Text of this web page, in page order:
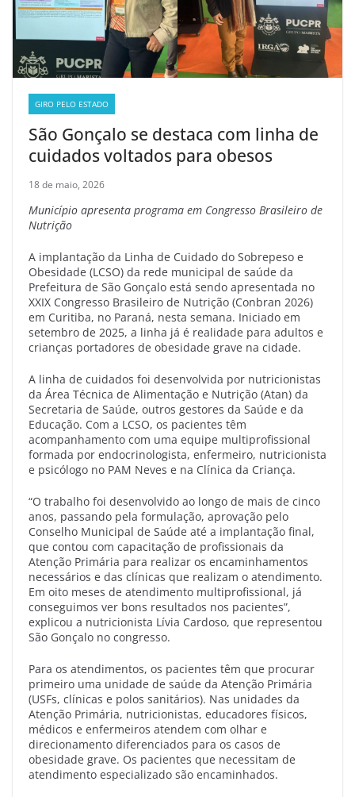
GIRO PELO ESTADO
São Gonçalo se destaca com linha de
cuidados voltados para obesos
18 de maio, 2026
Município apresenta programa em Congresso Brasileiro de
Nutrição
A implantação da Linha de Cuidado do Sobrepeso e
Obesidade (LCSO) da rede municipal de saúde da
Prefeitura de São Gonçalo está sendo apresentada no
XXIX Congresso Brasileiro de Nutrição (Conbran 2026)
em Curitiba, no Paraná, nesta semana. Iniciado em
setembro de 2025, a linha já é realidade para adultos e
crianças portadores de obesidade grave na cidade.
A linha de cuidados foi desenvolvida por nutricionistas
da Área Técnica de Alimentação e Nutrição (Atan) da
Secretaria de Saúde, outros gestores da Saúde e da
Educação. Com a LCSO, os pacientes têm
acompanhamento com uma equipe multiprofissional
formada por endocrinologista, enfermeiro, nutricionista
e psicólogo no PAM Neves e na Clínica da Criança.
“O trabalho foi desenvolvido ao longo de mais de cinco
anos, passando pela formulação, aprovação pelo
Conselho Municipal de Saúde até a implantação final,
que contou com capacitação de profissionais da
Atenção Primária para realizar os encaminhamentos
necessários e das clínicas que realizam o atendimento.
Em oito meses de atendimento multiprofissional, já
conseguimos ver bons resultados nos pacientes”,
explicou a nutricionista Lívia Cardoso, que representou
São Gonçalo no congresso.
Para os atendimentos, os pacientes têm que procurar
primeiro uma unidade de saúde da Atenção Primária
(USFs, clínicas e polos sanitários). Nas unidades da
Atenção Primária, nutricionistas, educadores físicos,
médicos e enfermeiros atendem com olhar e
direcionamento diferenciados para os casos de
obesidade grave. Os pacientes que necessitam de
atendimento especializado são encaminhados.